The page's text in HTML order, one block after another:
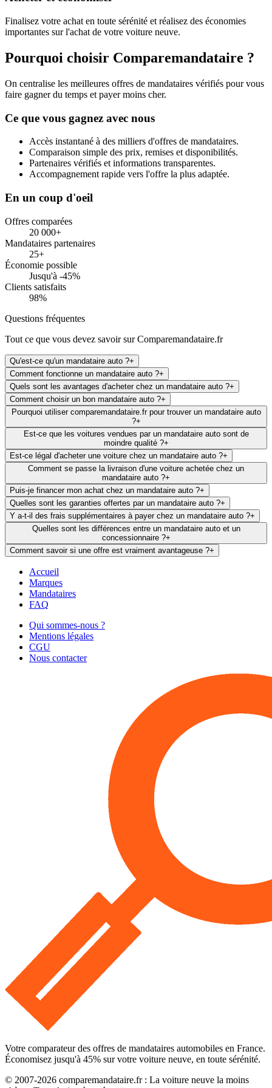
Finalisez votre achat en toute sérénité et réalisez des économies
importantes sur l'achat de votre voiture neuve.
Pourquoi choisir Comparemandataire ?
On centralise les meilleures offres de mandataires vérifiés pour vous
faire gagner du temps et payer moins cher.
Ce que vous gagnez avec nous
Accès instantané à des milliers d'offres de mandataires.
Comparaison simple des prix, remises et disponibilités.
Partenaires vérifiés et informations transparentes.
Accompagnement rapide vers l'offre la plus adaptée.
En un coup d'oeil
Offres comparées
20 000+
Mandataires partenaires
25+
Économie possible
Jusqu'à -45%
Clients satisfaits
98%
Questions fréquentes
Tout ce que vous devez savoir sur Comparemandataire.fr
Qu'est-ce qu'un mandataire auto ?+
Comment fonctionne un mandataire auto ?+
Quels sont les avantages d'acheter chez un mandataire auto ?+
Comment choisir un bon mandataire auto ?+
Pourquoi utiliser comparemandataire.fr pour trouver un mandataire auto
?+
Est-ce que les voitures vendues par un mandataire auto sont de
moindre qualité ?+
Est-ce légal d'acheter une voiture chez un mandataire auto ?+
Comment se passe la livraison d'une voiture achetée chez un
mandataire auto ?+
Puis-je financer mon achat chez un mandataire auto ?+
Quelles sont les garanties offertes par un mandataire auto ?+
Y a-t-il des frais supplémentaires à payer chez un mandataire auto ?+
Quelles sont les différences entre un mandataire auto et un
concessionnaire ?+
Comment savoir si une offre est vraiment avantageuse ?+
Accueil
Marques
Mandataires
FAQ
Qui sommes-nous ?
Mentions légales
CGU
Nous contacter
Votre comparateur des offres de mandataires automobiles en France.
Économisez jusqu'à 45% sur votre voiture neuve, en toute sérénité.
© 2007-2026 comparemandataire.fr : La voiture neuve la moins